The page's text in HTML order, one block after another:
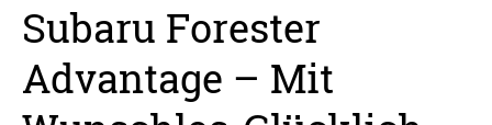
Subaru Forester
Advantage – Mit